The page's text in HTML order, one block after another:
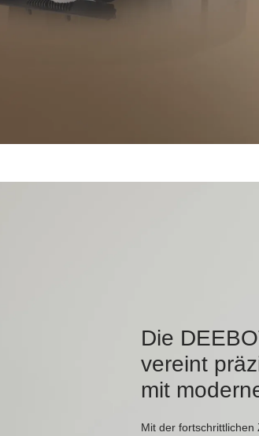
Die
vereint
mit
Mit der